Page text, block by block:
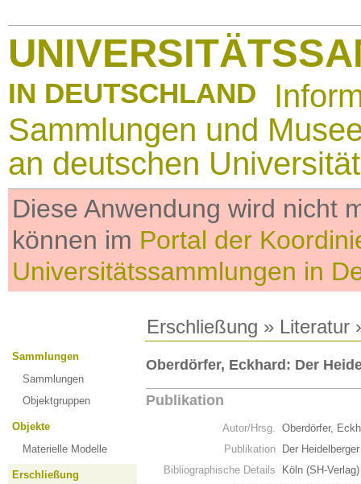
IN DEUTSCHLAND
Sammlungen und
an deutschen
Diese Anwendung wird nicht
können im Portal der
Universitätssammlungen in
Erschließung » Literatur
Sammlungen
Sammlungen
Objektgruppen
Objekte
Materielle Modelle
Erschließung
Oberdörfer, Eckhard: Der
Publikation
Autor/Hrsg. Oberdörfer,
Publikation
Der
Bibliographische Details
Köln (SH-